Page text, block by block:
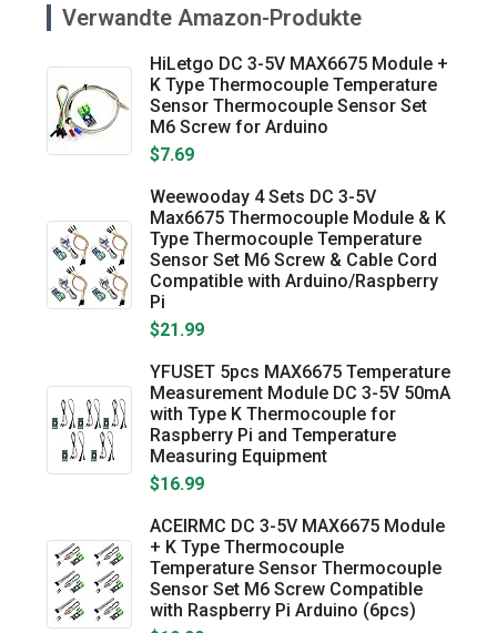
Verwandte Amazon-Produkte
HiLetgo DC 3-5V MAX6675 Module +
K Type Thermocouple Temperature
Sensor Thermocouple Sensor Set
M6 Screw for Arduino
$7.69
Weewooday 4 Sets DC 3-5V
Max6675 Thermocouple Module & K
Type Thermocouple Temperature
Sensor Set M6 Screw & Cable Cord
Compatible with Arduino/Raspberry
Pi
$21.99
YFUSET 5pcs MAX6675 Temperature
Measurement Module DC 3-5V 50mA
with Type K Thermocouple for
Raspberry Pi and Temperature
Measuring Equipment
$16.99
ACEIRMC DC 3-5V MAX6675 Module
+ K Type Thermocouple
Temperature Sensor Thermocouple
Sensor Set M6 Screw Compatible
with Raspberry Pi Arduino (6pcs)